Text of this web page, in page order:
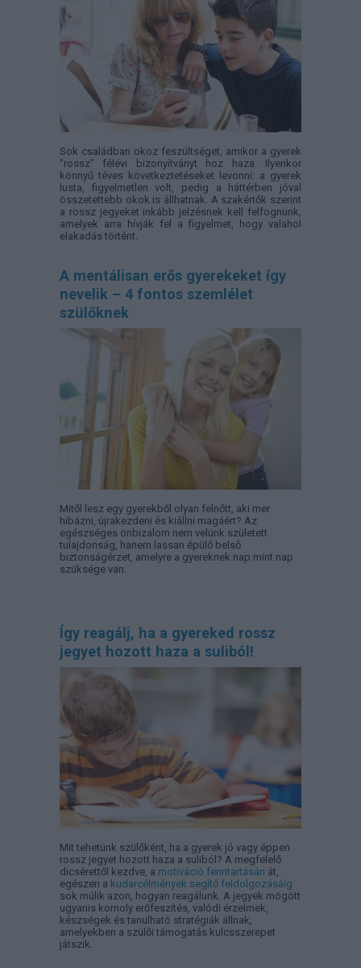
Sok családban okoz feszültséget, amikor a gyerek
"rossz" félévi bizonyítványt hoz haza. Ilyenkor
könnyű téves következtetéseket levonni: a gyerek
lusta, figyelmetlen volt, pedig a háttérben jóval
összetettebb okok is állhatnak. A szakértők szerint
a rossz jegyeket inkább jelzésnek kell felfognunk,
amelyek arra hívják fel a figyelmet, hogy valahol
elakadás történt.
A mentálisan erős gyerekeket így
nevelik – 4 fontos szemlélet
szülőknek
Mitől lesz egy gyerekből olyan felnőtt, aki mer
hibázni, újrakezdeni és kiállni magáért? Az
egészséges önbizalom nem velünk született
tulajdonság, hanem lassan épülő belső
biztonságérzet, amelyre a gyereknek nap mint nap
szüksége van.
Így reagálj, ha a gyereked rossz
jegyet hozott haza a suliból!
Mit tehetünk szülőként, ha a gyerek jó vagy éppen
rossz jegyet hozott haza a suliból? A megfelelő
dicsérettől kezdve, a motiváció fenntartásán át,
egészen a kudarcélmények segítő feldolgozásáig
sok múlik azon, hogyan reagálunk. A jegyek mögött
ugyanis komoly erőfeszítés, valódi érzelmek,
készségek és tanulható stratégiák állnak,
amelyekben a szülői támogatás kulcsszerepet
játszik.